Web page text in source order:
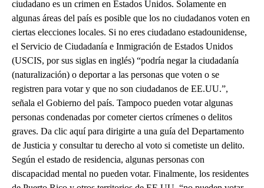
ciudadano es un crimen en Estados Unidos. Solamente en
algunas áreas del país es posible que los no ciudadanos voten en
ciertas elecciones locales. Si no eres ciudadano estadounidense,
el Servicio de Ciudadanía e Inmigración de Estados Unidos
(USCIS, por sus siglas en inglés) “podría negar la ciudadanía
(naturalización) o deportar a las personas que voten o se
registren para votar y que no son ciudadanos de EE.UU.”,
señala el Gobierno del país. Tampoco pueden votar algunas
personas condenadas por cometer ciertos crímenes o delitos
graves. Da clic aquí para dirigirte a una guía del Departamento
de Justicia y consultar tu derecho al voto si cometiste un delito.
Según el estado de residencia, algunas personas con
discapacidad mental no pueden votar. Finalmente, los residentes